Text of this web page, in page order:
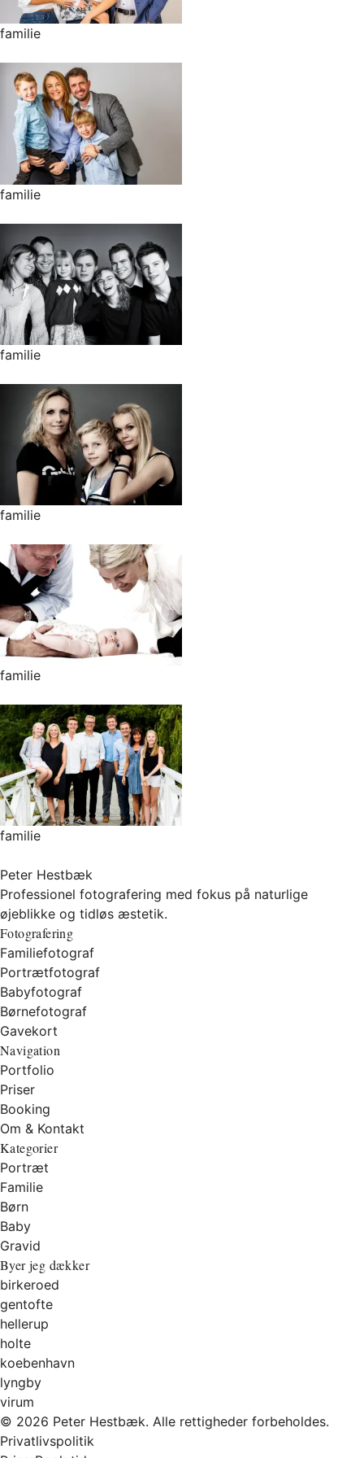
familie
familie
familie
familie
familie
familie
Peter Hestbæk
Professionel fotografering med fokus på naturlige
øjeblikke og tidløs æstetik.
Fotografering
Familiefotograf
Portrætfotograf
Babyfotograf
Børnefotograf
Gavekort
Navigation
Portfolio
Priser
Booking
Om & Kontakt
Kategorier
Portræt
Familie
Børn
Baby
Gravid
Byer jeg dækker
birkeroed
gentofte
hellerup
holte
koebenhavn
lyngby
virum
© 2026 Peter Hestbæk. Alle rettigheder forbeholdes.
Privatlivspolitik